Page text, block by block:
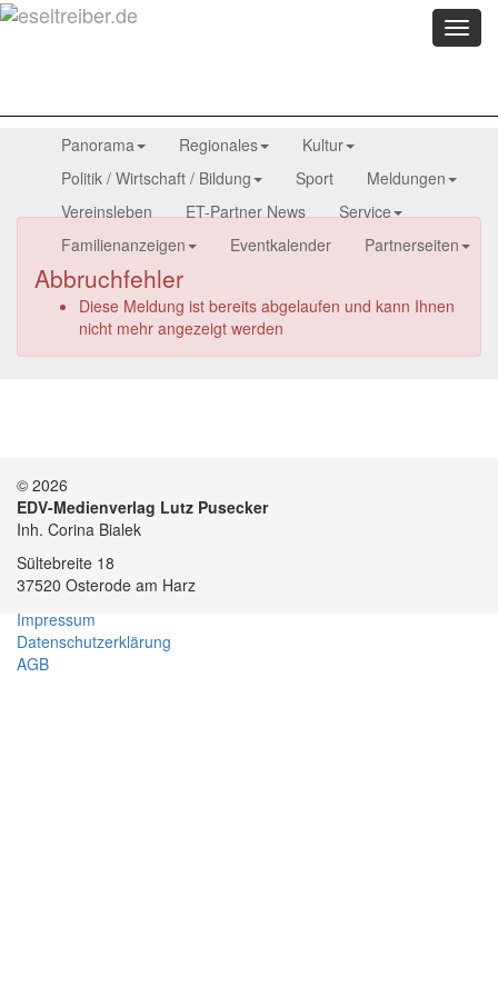
Menü
Panorama Regionales
Kultur
Politik / Wirtschaft / Bildung
Sport
Meldungen
Vereinsleben
ET-Partner News
Service
Familienanzeigen
Eventkalender Partnerseiten
Abbruchfehler
Diese Meldung ist bereits abgelaufen und kann Ihnen
nicht mehr angezeigt werden
© 2026
EDV-Medienverlag Lutz Pusecker
Inh. Corina Bialek
Sültebreite 18
37520 Osterode am Harz
Impressum
Datenschutzerklärung
AGB